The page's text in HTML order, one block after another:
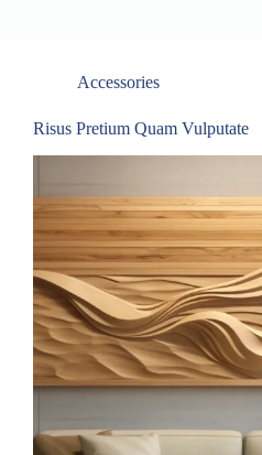
Accessories
Risus Pretium Quam Vulputate